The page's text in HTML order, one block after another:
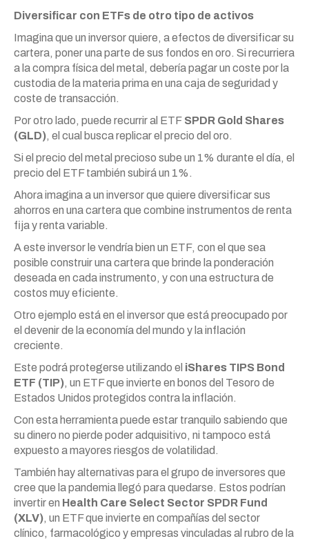
Diversificar con ETFs de otro tipo de activos
Imagina que un inversor quiere, a efectos de diversificar su
cartera, poner una parte de sus fondos en oro. Si recurriera
a la compra física del metal, debería pagar un coste por la
custodia de la materia prima en una caja de seguridad y
coste de transacción.
Por otro lado, puede recurrir al ETF SPDR Gold Shares
(GLD), el cual busca replicar el precio del oro.
Si el precio del metal precioso sube un 1% durante el día, el
precio del ETF también subirá un 1%.
Ahora imagina a un inversor que quiere diversificar sus
ahorros en una cartera que combine instrumentos de renta
fija y renta variable.
A este inversor le vendría bien un ETF, con el que sea
posible construir una cartera que brinde la ponderación
deseada en cada instrumento, y con una estructura de
costos muy eficiente.
Otro ejemplo está en el inversor que está preocupado por
el devenir de la economía del mundo y la inflación
creciente.
Este podrá protegerse utilizando el iShares TIPS Bond
ETF (TIP), un ETF que invierte en bonos del Tesoro de
Estados Unidos protegidos contra la inflación.
Con esta herramienta puede estar tranquilo sabiendo que
su dinero no pierde poder adquisitivo, ni tampoco está
expuesto a mayores riesgos de volatilidad.
También hay alternativas para el grupo de inversores que
cree que la pandemia llegó para quedarse. Estos podrían
invertir en Health Care Select Sector SPDR Fund
(XLV), un ETF que invierte en compañías del sector
clínico, farmacológico y empresas vinculadas al rubro de la